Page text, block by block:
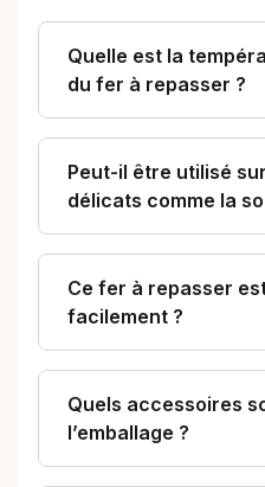
Quelle est la
du fer à repasser ?
Peut-il être utilisé
délicats comme la
Ce fer à repasser
facilement ?
Quels accessoires
l’emballage ?